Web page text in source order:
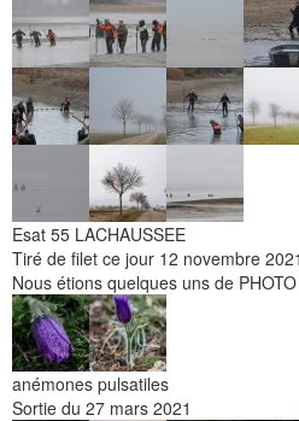
Esat 55 LACHAUSSEE
Tiré de filet ce jour 12 novembre
Nous étions quelques uns de
anémones pulsatiles
Sortie du 27 mars 2021